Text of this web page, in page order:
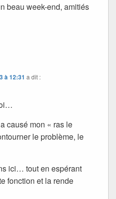
beau week-end, amitiés
à 12:31 a dit :
causé mon « ras le
le problème, le
ici… tout en espérant
fonction et la rende